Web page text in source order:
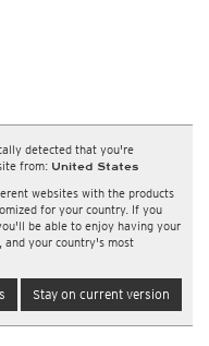
detected that you're
from: United States
websites with the products
for your country. If you
be able to enjoy having your
and your country's most
Stay on current version